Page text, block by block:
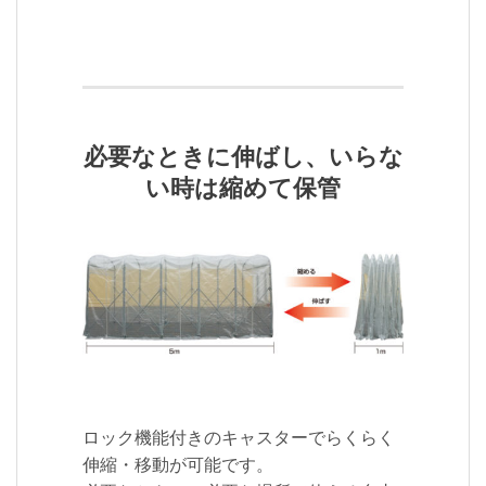
必要なときに伸ばし、いらな
い時は縮めて保管
ロック機能付きのキャスターでらくらく
伸縮・移動が可能です。